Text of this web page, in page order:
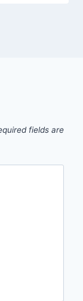
fields are